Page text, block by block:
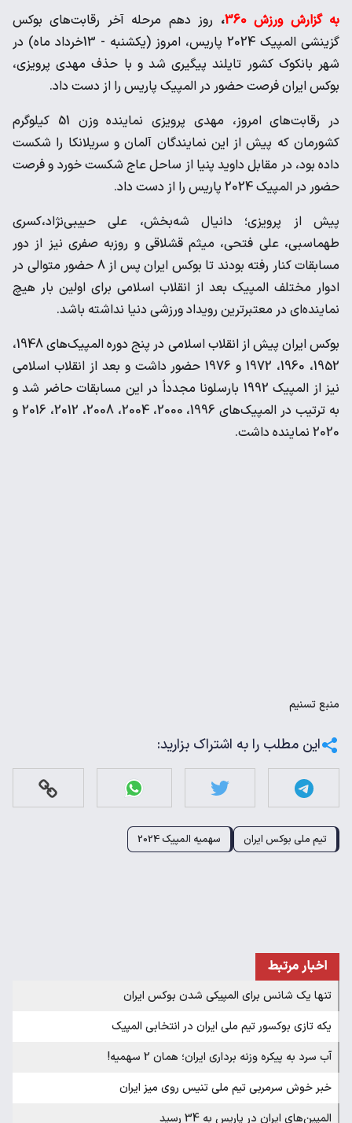
به گزارش ورزش 360 ، روز دهم مرحله آخر رقابت‌های بوکس
گزینشی المپیک 2024 پاریس، امروز (یکشنبه - 13خرداد ماه) در
شهر بانکوک کشور تایلند پیگیری شد و با حذف مهدی پرویزی،
بوکس ایران فرصت حضور در المپیک پاریس را از دست داد.
در رقابت‌های امروز، مهدی پرویزی نماینده وزن 51 کیلوگرم
کشورمان که پیش از این نمایندگان آلمان و سریلانکا را شکست
داده بود، در مقابل داوید پنیا از ساحل عاج شکست خورد و فرصت
حضور در المپیک 2024 پاریس را از دست داد.
پیش از پرویزی؛ دانیال شه‌بخش، علی حبیبی‌نژاد،کسری
طهماسبی، علی فتحی، میثم قشلاقی و روزبه صفری نیز از دور
مسابقات کنار رفته بودند تا بوکس ایران پس از 8 حضور متوالی در
ادوار مختلف المپیک بعد از انقلاب اسلامی برای اولین بار هیچ
نماینده‌ای در معتبرترین رویداد ورزشی دنیا نداشته باشد.
بوکس ایران پیش از انقلاب اسلامی در پنج دوره المپیک‌های 1948،
1952، 1960، 1972 و 1976 حضور داشت و بعد از انقلاب اسلامی
نیز از المپیک 1992 بارسلونا مجدداً در این مسابقات حاضر شد و
به ترتیب در المپیک‌های 1996، 2000، 2004، 2008، 2012، 2016 و
2020 نماینده داشت.
منبعتسنیم
این مطلب را به اشتراک بزارید:
تیم ملی بوکس ایران سهمیه المپیک 2024
اخبار مرتبط
تنها یک شانس برای المپیکی شدن بوکس ایران
یکه تازی بوکسور تیم ملی ایران در انتخابی المپیک
آب سرد به پیکره وزنه برداری ایران؛ همان 2 سهمیه!
خبر خوش سرمربی تیم ملی تنیس روی میز ایران
المپین‌های ایران در پاریس به 34 رسید